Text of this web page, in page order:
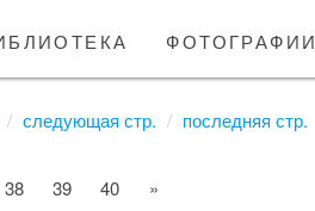
фотографии
следующая стр. последняя стр.
38 39 40 »